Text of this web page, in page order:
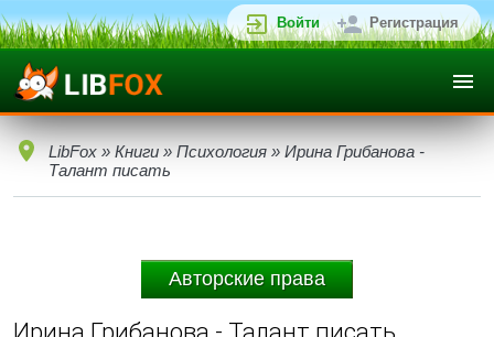
Войти Регистрация
LibFox » Книги » Психология » Ирина Грибанова -
Талант писать
Авторские права